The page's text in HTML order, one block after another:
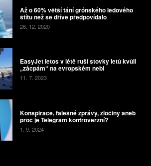
Až o 60% větší tání grónského ledového
štítu než se dříve předpovídalo
26. 12. 2020
EasyJet letos v létě ruší stovky letů kvůli
„zácpám“ na evropském nebi
11. 7. 2023
Konspirace, falešné zprávy, zločiny aneb
proč je Telegram kontroverzní?
1. 9. 2024